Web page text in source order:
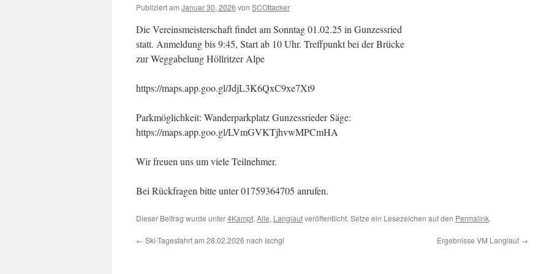
Publiziert am Januar 30, 2026 von SCOttacker
Die Vereinsmeisterschaft findet am Sonntag 01.02.25 in Gunzessried
statt. Anmeldung bis 9:45, Start ab 10 Uhr. Treffpunkt bei der Brücke
zur Weggabelung Höllritzer Alpe
https://maps.app.goo.gl/JdjL3K6QxC9xe7Xt9
Parkmöglichkeit: Wanderparkplatz Gunzessrieder Säge:
https://maps.app.goo.gl/LVmGVKTjhvwMPCmHA
Wir freuen uns um viele Teilnehmer.
Bei Rückfragen bitte unter 01759364705 anrufen.
Dieser Beitrag wurde unter4Kampf, Alle, Langlaufveröffentlicht. Setze ein Lesezeichen auf den Permalink.
← Ski-Tagesfahrt am 28.02.2026 nach Ischgl Ergebnisse VM Langlauf →